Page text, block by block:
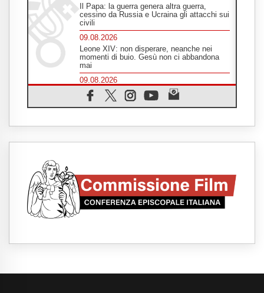
Il Papa: la guerra genera altra guerra,
cessino da Russia e Ucraina gli attacchi sui
civili
09.08.2026
Leone XIV: non disperare, neanche nei
momenti di buio. Gesù non ci abbandona
mai
09.08.2026
Drammatica escalation del conflitto tra
Russia e Ucraina
Tra Tolkien e Leone, un convegno su
09.08.2026
Indonesia, un dollaro per la costruzione di
219 Chiese